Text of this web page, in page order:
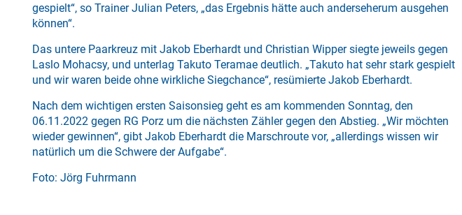
gespielt“, so Trainer Julian Peters, „das Ergebnis hätte auch anderseherum ausgehen
können“.
Das untere Paarkreuz mit Jakob Eberhardt und Christian Wipper siegte jeweils gegen
Laslo Mohacsy, und unterlag Takuto Teramae deutlich. „Takuto hat sehr stark gespielt
und wir waren beide ohne wirkliche Siegchance“, resümierte Jakob Eberhardt.
Nach dem wichtigen ersten Saisonsieg geht es am kommenden Sonntag, den
06.11.2022 gegen RG Porz um die nächsten Zähler gegen den Abstieg. „Wir möchten
wieder gewinnen“, gibt Jakob Eberhardt die Marschroute vor, „allerdings wissen wir
natürlich um die Schwere der Aufgabe“.
Foto: Jörg Fuhrmann